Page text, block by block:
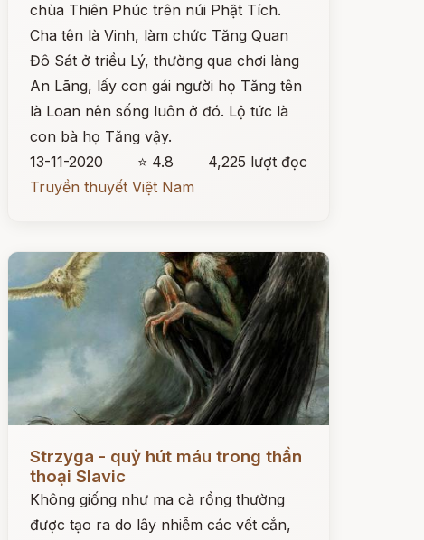
chùa Thiên Phúc trên núi Phật Tích.
Cha tên là Vinh, làm chức Tăng Quan
Đô Sát ở triều Lý, thường qua chơi làng
An Lãng, lấy con gái người họ Tăng tên
là Loan nên sống luôn ở đó. Lộ tức là
con bà họ Tăng vậy.
13-11-2020
⭐ 4.8
4,225 lượt đọc
Truyền thuyết Việt Nam
Strzyga - quỷ hút máu trong thần
thoại Slavic
Không giống như ma cà rồng thường
được tạo ra do lây nhiễm các vết cắn,